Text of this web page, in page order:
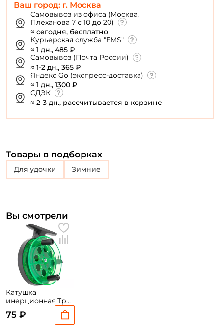
Ваш город: г. Москва
Самовывоз из офиса (Москва,
Плеханова 7 с 10 до 20)
≈ сегодня, бесплатно
Курьерская служба "EMS"
≈ 1 дн., 485 ₽
Самовывоз (Почта России)
≈ 1-2 дн., 365 ₽
Яндекс Go (экспресс-доставка)
≈ 1 дн., 1300 ₽
СДЭК
≈ 2-3 дн., рассчитывается в корзине
Товары в подборках
Для удочки Зимние
Вы смотрели
Катушка
инерционная Три
Кита Проводочная
КП-65 зеленая
75 ₽
Заполняя данную форму вы соглашаетесь на обработку
персональных данных
Создать аккаунт
У меня уже есть аккаунт